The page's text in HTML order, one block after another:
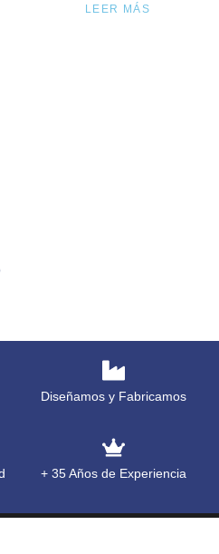
LEER MÁS
Diseñamos y Fabricamos
+ 35 Años de Experiencia